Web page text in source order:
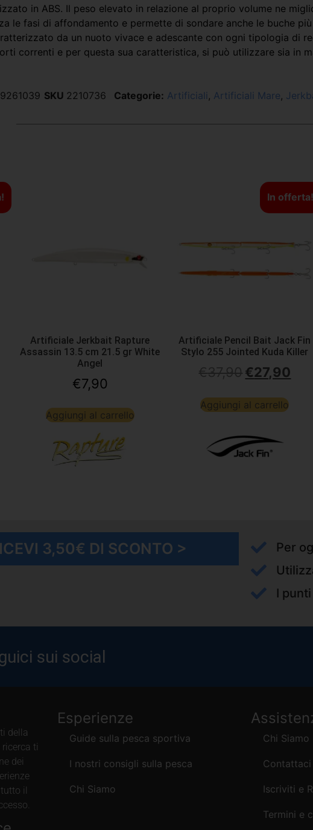
in ABS. Il peso elevato in relazione al proprio volume ne
le fasi di affondamento e permette di sondare anche le buche
da un nuoto vivace e adescante con ogni tipologia di
correnti e per questa sua caratteristica, si può utilizzare sia in
SKU 2210736 Categorie: Artificiali , Artificiali Mare,
Artificiale Jerkbait Rapture
Assassin 13.5 cm 21.5 gr White
Angel
€7,90
Aggiungi al carrello
In offerta!
Artificiale Pencil Bait Jack Fin
Stylo 255 Jointed Kuda Killer
€27,90
Aggiungi al carrello
3,50€ DI SCONTO >
Per
I
sui social
della
ti
dei
il
Esperienze
Guide sulla pesca sportiva
I nostri consigli sulla pesca
Chi Siamo
Chi Siamo
Contattaci
Iscriviti e
Termini e